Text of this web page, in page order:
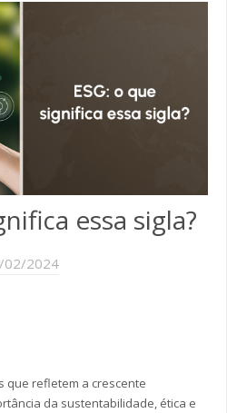
essa sigla?
02/2024
que refletem a crescente
da sustentabilidade, ética e